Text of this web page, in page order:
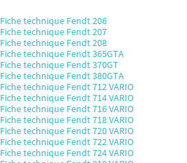
Fiche technique Fendt 206
Fiche technique Fendt 207
Fiche technique Fendt 208
Fiche technique Fendt 365GTA
Fiche technique Fendt 370GT
Fiche technique Fendt 380GTA
Fiche technique Fendt 712 VARIO
Fiche technique Fendt 714 VARIO
Fiche technique Fendt 716 VARIO
Fiche technique Fendt 718 VARIO
Fiche technique Fendt 720 VARIO
Fiche technique Fendt 722 VARIO
Fiche technique Fendt 724 VARIO